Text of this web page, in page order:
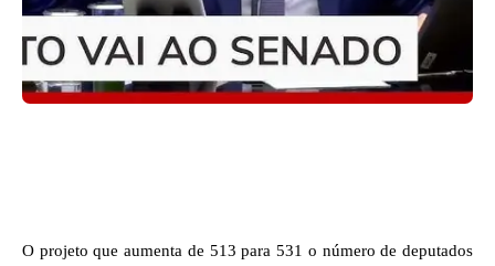
O projeto que aumenta de 513 para 531 o número de deputados